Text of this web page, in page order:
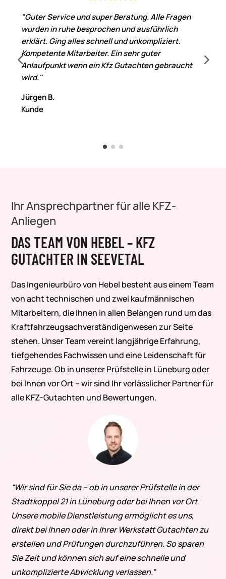
"Guter Service und super Beratung. Alle Fragen
wurden in ruhe besprochen und ausführlich
erklärt. Ging alles schnell und unkompliziert.
Kompetente Mitarbeiter. Ein sehr guter
Anlaufpunkt wenn ein Kfz Gutachten gebraucht
wird."
Jürgen B.
Kunde
Ihr Ansprechpartner für alle KFZ-
Anliegen
DAS TEAM VON HEBEL – KFZ
GUTACHTER IN SEEVETAL
Das Ingenieurbüro von Hebel besteht aus einem Team
von acht technischen und zwei kaufmännischen
Mitarbeitern, die Ihnen in allen Belangen rund um das
Kraftfahrzeugsachverständigenwesen zur Seite
stehen. Unser Team vereint langjährige Erfahrung,
tiefgehendes Fachwissen und eine Leidenschaft für
Fahrzeuge. Ob in unserer Prüfstelle in Lüneburg oder
bei Ihnen vor Ort – wir sind Ihr verlässlicher Partner für
alle KFZ-Gutachten und Bewertungen.
“Wir sind für Sie da – ob in unserer Prüfstelle in der
Stadtkoppel 21 in Lüneburg oder bei Ihnen vor Ort.
Unsere mobile Dienstleistung ermöglicht es uns,
direkt bei Ihnen oder in Ihrer Werkstatt Gutachten zu
erstellen und Prüfungen durchzuführen. So sparen
Sie Zeit und können sich auf eine schnelle und
unkomplizierte Abwicklung verlassen.”